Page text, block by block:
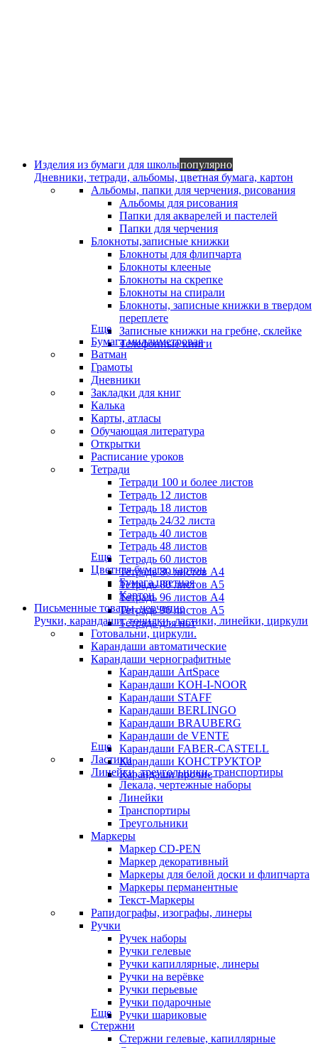
Изделия из бумаги для школыпопулярно
Дневники, тетради, альбомы, цветная бумага, картон
Альбомы, папки для черчения, рисования
Альбомы для рисования
Папки для акварелей и пастелей
Папки для черчения
Блокноты,записные книжки
Блокноты для флипчарта
Блокноты клееные
Блокноты на скрепке
Блокноты на спирали
Блокноты, записные книжки в твердом
переплете
Записные книжки на гребне, склейке
Телефонные книги
Еще
Бумага миллиметровая
Ватман
Грамоты
Дневники
Закладки для книг
Калька
Карты, атласы
Обучающая литература
Открытки
Расписание уроков
Тетради
Тетради 100 и более листов
Тетрадь 12 листов
Тетрадь 18 листов
Тетрадь 24/32 листа
Тетрадь 40 листов
Тетрадь 48 листов
Тетрадь 60 листов
Тетрадь 80 листов А4
Тетрадь 80 листов А5
Тетрадь 96 листов А4
Тетрадь 96 листов А5
Тетрадь для нот
Еще
Цветная бумага, картон
Бумага цветная
Картон
Письменные товары, черчение
Ручки, карандаши, точилки, ластики, линейки, циркули
Готовальни, циркули.
Карандаши автоматические
Карандаши чернографитные
Карандаши ArtSpace
Карандаши KOH-I-NOOR
Карандаши STAFF
Карандаши BERLINGO
Карандаши BRAUBERG
Карандаши de VENTE
Карандаши FABER-CASTELL
Карандаши КОНСТРУКТОР
Карандаши прочие
Еще
Ластики
Линейки, треугольники, транспортиры
Лекала, чертежные наборы
Линейки
Транспортиры
Треугольники
Маркеры
Маркер CD-PEN
Маркер декоративный
Маркеры для белой доски и флипчарта
Маркеры перманентные
Текст-Маркеры
Рапидографы, изографы, линеры
Ручки
Ручек наборы
Ручки гелевые
Ручки капиллярные, линеры
Ручки на верёвке
Ручки перьевые
Ручки подарочные
Ручки шариковые
Еще
Стержни
Стержни гелевые, капиллярные